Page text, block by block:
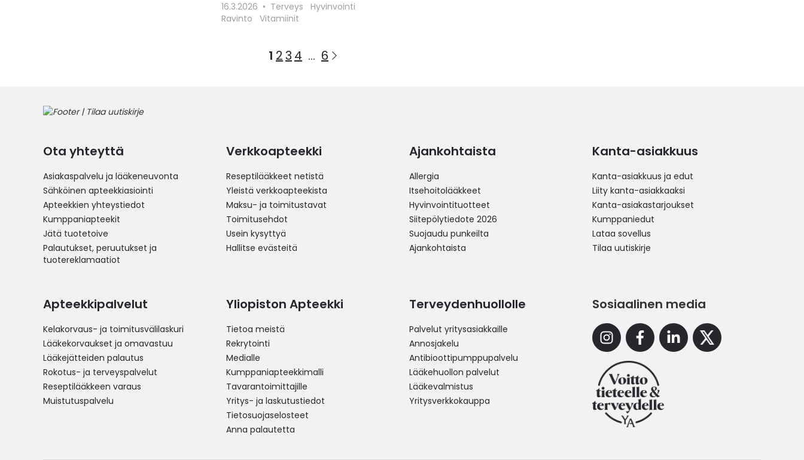
16.3.2026
Terveys
Hyvinvointi
Ravinto
Vitamiinit
You're
1 Sivu
2 Sivu
3 Sivu
4 ... Sivu
6 to
Ota yhteyttä
Asiakaspalvelu ja lääkeneuvonta
Sähköinen apteekkiasiointi
Apteekkien yhteystiedot
Kumppaniapteekit
Jätä tuotetoive
Palautukset, peruutukset ja
tuotereklamaatiot
Verkkoapteekki
Reseptilääkkeet netistä
Yleistä verkkoapteekista
Maksu- ja toimitustavat
Toimitusehdot
Usein kysyttyä
Hallitse evästeitä
Ajankohtaista
Allergia
Itsehoitolääkkeet
Hyvinvointituotteet
Siitepölytiedote 2026
Suojaudu punkeilta
Ajankohtaista
Kanta-asiakkuus
Kanta-asiakkuus ja edut
Liity kanta-asiakkaaksi
Kanta-asiakastarjoukset
Kumppaniedut
Lataa sovellus
Tilaa uutiskirje
Apteekkipalvelut
Kelakorvaus- ja toimitusvälilaskuri
Lääkekorvaukset ja omavastuu
Lääkejätteiden palautus
Rokotus- ja terveyspalvelut
Reseptilääkkeen varaus
Muistutuspalvelu
Yliopiston Apteekki
Tietoa meistä
Rekrytointi
Medialle
Kumppaniapteekkimalli
Tavarantoimittajille
Yritys- ja laskutustiedot
Tietosuojaselosteet
Anna palautetta
Terveydenhuollolle
Palvelut yritysasiakkaille
Annosjakelu
Antibioottipumppupalvelu
Lääkehuollon palvelut
Lääkevalmistus
Yritysverkkokauppa
Sosiaalinen media
InstagramFacebookLinkedinX